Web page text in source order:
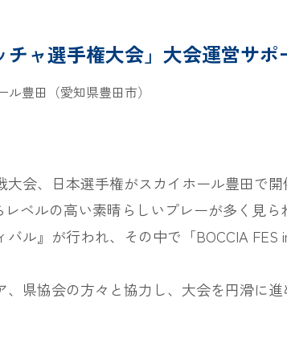
チャ選手権大会」大会運営サポ
ル豊田（愛知県豊田市）
会、日本選手権がスカイホール豊田で
ベルの高い素晴らしいプレーが多く見
ル』が行われ、その中で「BOCCIA FES
県協会の方々と協力し、大会を円滑に進